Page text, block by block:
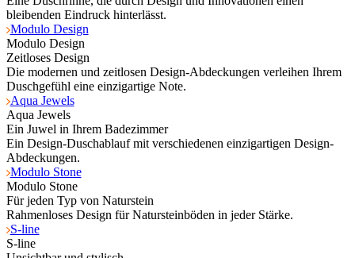
bleibenden Eindruck hinterlässt.
Modulo Design
Modulo Design
Zeitloses Design
Die modernen und zeitlosen Design-Abdeckungen verleihen Ihrem
Duschgefühl eine einzigartige Note.
Aqua Jewels
Aqua Jewels
Ein Juwel in Ihrem Badezimmer
Ein Design-Duschablauf mit verschiedenen einzigartigen Design-
Abdeckungen.
Modulo Stone
Modulo Stone
Für jeden Typ von Naturstein
Rahmenloses Design für Natursteinböden in jeder Stärke.
S-line
S-line